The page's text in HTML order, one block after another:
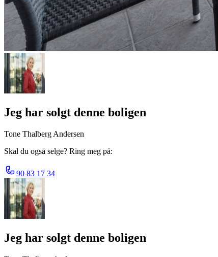
Jeg har solgt denne boligen
Tone Thalberg Andersen
Skal du også selge? Ring meg på:
90 83 17 34
Jeg har solgt denne boligen